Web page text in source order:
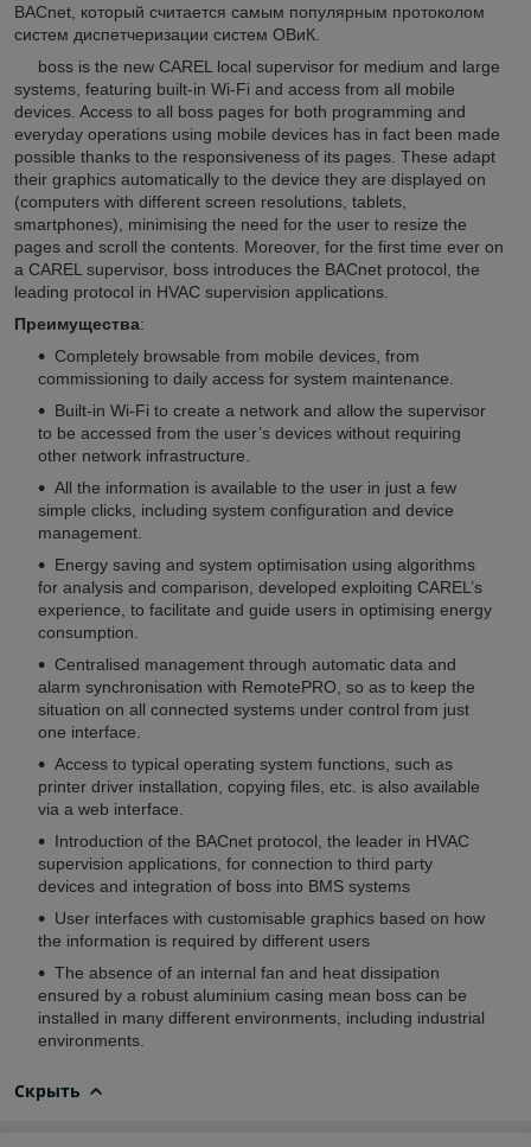
BACnet, который считается самым популярным протоколом
систем диспетчеризации систем ОВиК.
boss is the new CAREL local supervisor for medium and large
systems, featuring built-in Wi-Fi and access from all mobile
devices. Access to all boss pages for both programming and
everyday operations using mobile devices has in fact been made
possible thanks to the responsiveness of its pages. These adapt
their graphics automatically to the device they are displayed on
(computers with different screen resolutions, tablets,
smartphones), minimising the need for the user to resize the
pages and scroll the contents. Moreover, for the first time ever on
a CAREL supervisor, boss introduces the BACnet protocol, the
leading protocol in HVAC supervision applications.
Преимущества:
Completely browsable from mobile devices, from
commissioning to daily access for system maintenance.
Built-in Wi-Fi to create a network and allow the supervisor
to be accessed from the user’s devices without requiring
other network infrastructure.
All the information is available to the user in just a few
simple clicks, including system configuration and device
management.
Energy saving and system optimisation using algorithms
for analysis and comparison, developed exploiting CAREL’s
experience, to facilitate and guide users in optimising energy
consumption.
Centralised management through automatic data and
alarm synchronisation with RemotePRO, so as to keep the
situation on all connected systems under control from just
one interface.
Access to typical operating system functions, such as
printer driver installation, copying files, etc. is also available
via a web interface.
Introduction of the BACnet protocol, the leader in HVAC
supervision applications, for connection to third party
devices and integration of boss into BMS systems
User interfaces with customisable graphics based on how
the information is required by different users
The absence of an internal fan and heat dissipation
ensured by a robust aluminium casing mean boss can be
installed in many different environments, including industrial
environments.
Скрыть